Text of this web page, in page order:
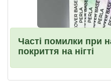
Часті помилки при
покриття на нігті